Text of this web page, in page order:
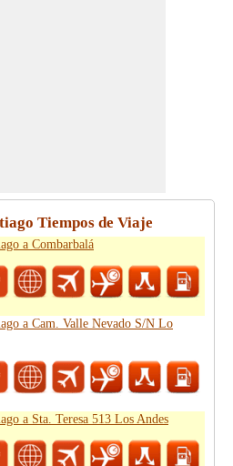
Tiempos de Viaje
a Combarbalá
a Cam. Valle Nevado S/N Lo
a Sta. Teresa 513 Los Andes